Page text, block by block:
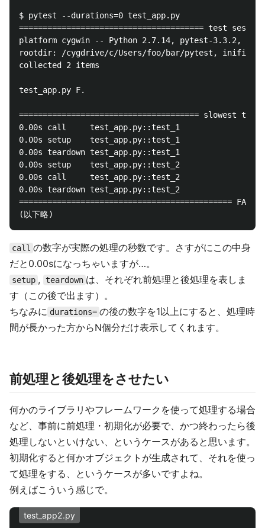
$ pytest --durations=0 test_app.py
======================================= test
platform cygwin -- Python 2.7.14, pytest-3.3.2, py-
rootdir: /cygdrive/c/Users/foo/bar/pytest, inifile:
collected 2 items
test_app.py F.
====================================== slowest
0.00s call     test_app.py::test_1
0.00s setup    test_app.py::test_1
0.00s teardown test_app.py::test_1
0.00s setup    test_app.py::test_2
0.00s call     test_app.py::test_2
0.00s teardown test_app.py::test_2
=============================================
call の数字が実際の処理の秒数です。さすがにこの中身
だと0.00sになっちゃいますが…。
setup , teardown は、それぞれ前処理と後処理を表しま
す（この後で出ます）。
ちなみに durations= の後の数字を1以上にすると、処理時
間が長かった方からN個分だけ表示してくれます。
前処理と後処理をさせたい
何かのライブラリやフレームワークを使って処理する場合
など、事前に前処理・初期化が必要で、かつ終わったら後
処理しないといけない、というケースがあると思います。
初期化すると何かオブジェクトが生成されて、それを使っ
て処理をする、というケースが多いですよね。
例えばこういう感じで。
test_app2.py